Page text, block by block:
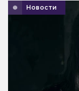
Новости